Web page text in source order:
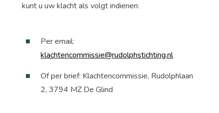
kunt u uw klacht als volgt indienen:
Per email:
klachtencommissie@rudolphstichting.nl
Of per brief: Klachtencommissie, Rudolphlaan
2, 3794 MZ De Glind